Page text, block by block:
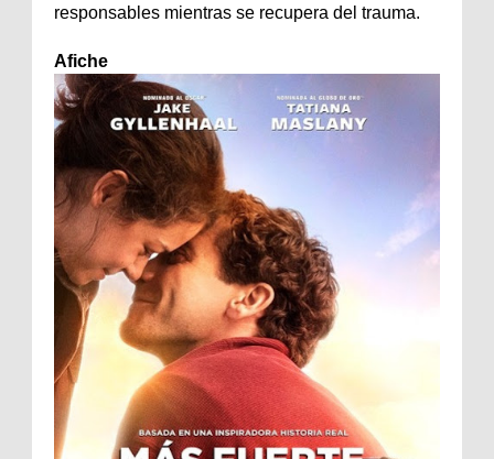
responsables mientras se recupera del trauma.
Afiche